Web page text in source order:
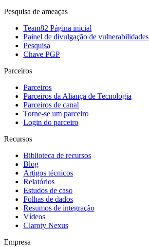
Pesquisa de ameaças
Team82 Página inicial
Painel de divulgação de vulnerabilidades
Pesquisa
Chave PGP
Parceiros
Parceiros
Parceiros da Aliança de Tecnologia
Parceiros de canal
Torne-se um parceiro
Login do parceiro
Recursos
Biblioteca de recursos
Blog
Artigos técnicos
Relatórios
Estudos de caso
Folhas de dados
Resumos de integração
Vídeos
Claroty Nexus
Empresa